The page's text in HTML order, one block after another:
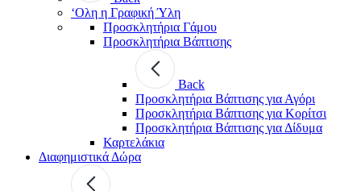
‘Ολη η Γραφική Ύλη
Προσκλητήρια Γάμου
Προσκλητήρια Βάπτισης
Back
Προσκλητήρια Βάπτισης για Αγόρι
Προσκλητήρια Βάπτισης για Κορίτσι
Προσκλητήρια Βάπτισης για Δίδυμα
Καρτελάκια
Διαφημιστικά Δώρα